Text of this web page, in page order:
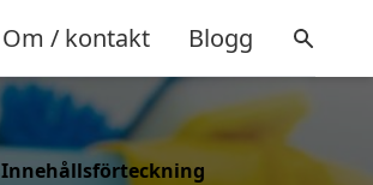
Om / kontakt Blogg
Innehållsförteckning